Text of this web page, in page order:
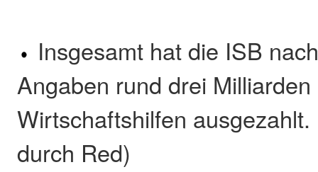
Insgesamt hat die ISB
Angaben rund drei
Wirtschaftshilfen
durch Red)